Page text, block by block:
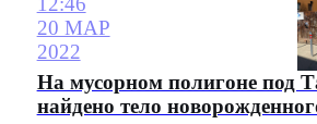
20 МАР
2022
На мусорном полигоне под
найдено тело